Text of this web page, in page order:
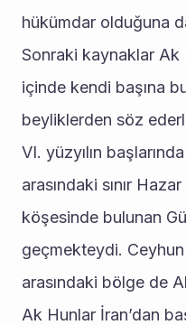
hükümdar olduğuna
Sonraki kaynaklar Ak
içinde kendi başına
beyliklerden söz
VI. yüzyılın
arasındaki sınır
köşesinde bulunan
geçmekteydi. Ceyhun
arasındaki bölge de
Ak Hunlar İran’dan